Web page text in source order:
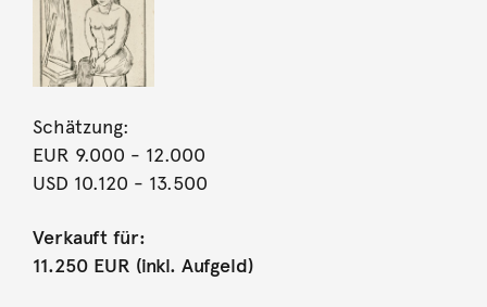
Schätzung:
EUR 9.000 - 12.000
USD 10.120 - 13.500
Verkauft für:
11.250 EUR (inkl. Aufgeld)